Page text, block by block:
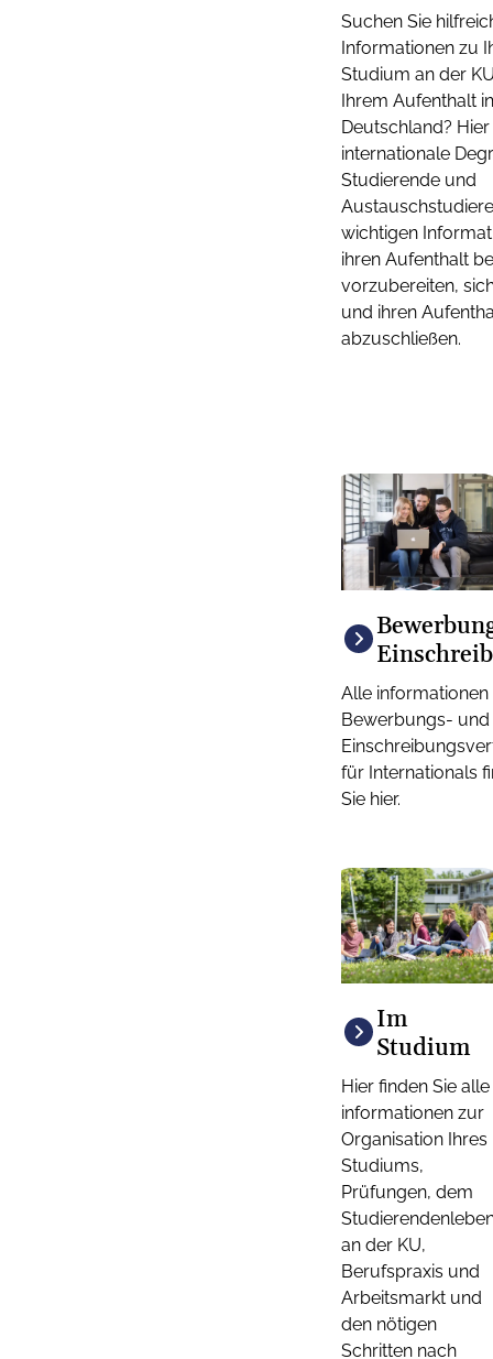
Suchen Sie
Informationen zu
Studium an der
Ihrem Aufenthalt in
Deutschland?
internationale
Studierende und
wichtigen
ihren Aufenthalt
vorzubereiten,
und ihren
abzuschließen.
Alle
Bewerbungs- und
für Internationals
Sie hier.
Im
Studium
Hier finden Sie alle
informationen zur
Organisation Ihres
Studiums,
Prüfungen, dem
an der KU,
Berufspraxis und
Arbeitsmarkt und
den nötigen
Schritten nach